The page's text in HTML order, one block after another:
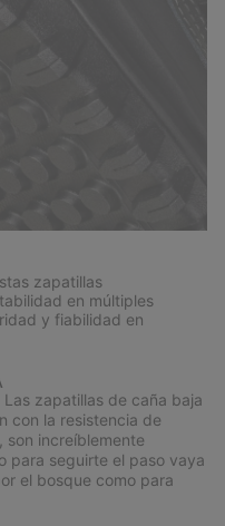
zapatillas
en múltiples
y fiabilidad en
zapatillas de caña baja
con la resistencia de
son increíblemente
para seguirte el paso vaya
el bosque como para